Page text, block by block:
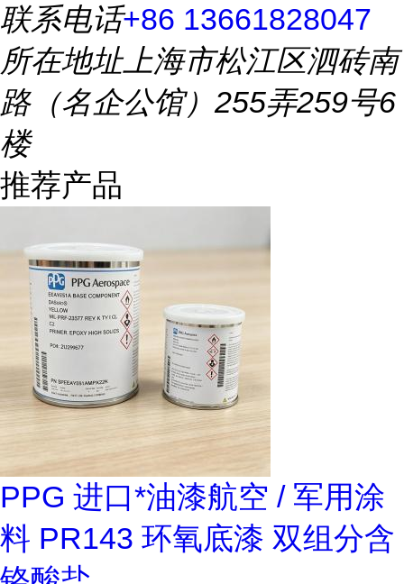
联系电话+86 13661828047
所在地址上海市松江区泗砖南
路（名企公馆）255弄259号6
楼
推荐产品
PPG 进口*油漆航空 / 军用涂
料 PR143 环氧底漆 双组分含